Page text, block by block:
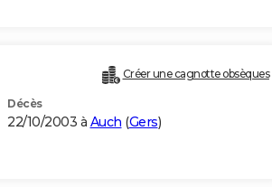
Créer une cagnotte obsèques
Décès
22/10/2003 à Auch (Gers)